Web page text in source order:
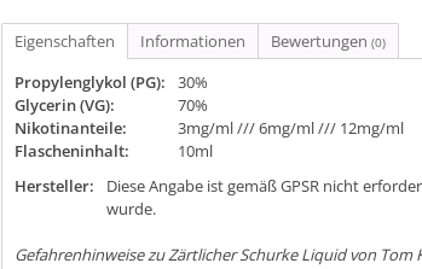
Eigenschaften Informationen Bewertungen (0)
Propylenglykol (PG):
30%
Glycerin (VG):
70%
Nikotinanteile:
3mg/ml /// 6mg/ml /// 12mg/ml
Flascheninhalt:
10ml
Hersteller:
Diese Angabe ist gemäß GPSR nicht
wurde.
Gefahrenhinweise zu Zärtlicher Schurke Liquid von Tom